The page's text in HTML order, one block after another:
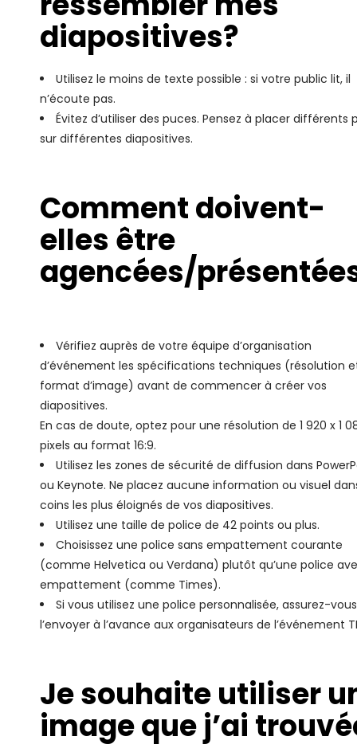
diapositives?
Utilisez le moins de texte possible : si votre public lit, il
n’écoute pas.
Évitez d’utiliser des puces. Pensez à placer différents
sur différentes diapositives.
Comment doivent-
elles être
agencées/
Vérifiez auprès de votre équipe d’organisation
d’événement les spécifications techniques (résolution
format d’image) avant de commencer à créer vos
diapositives.
En cas de doute, optez pour une résolution de 1 920 x 1
pixels au format 16:9.
Utilisez les zones de sécurité de diffusion dans
ou Keynote. Ne placez aucune information ou visuel
coins les plus éloignés de vos diapositives.
Utilisez une taille de police de 42 points ou plus.
Choisissez une police sans empattement courante
(comme Helvetica ou Verdana) plutôt qu’une police
empattement (comme Times).
Si vous utilisez une police personnalisée, assurez-
l’envoyer à l’avance aux organisateurs de l’événement
Je souhaite utiliser
image que j’ai